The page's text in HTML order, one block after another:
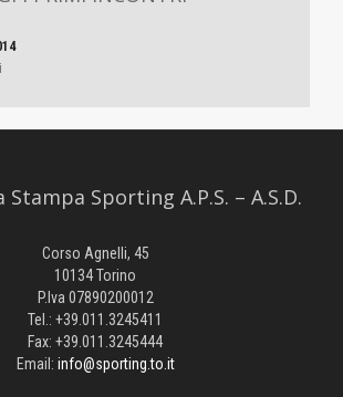
Sporting A.P.S. – A.S.D.
Corso Agnelli, 45
10134 Torino
P.Iva 07890200012
Tel.: +39.011.3245411
Fax: +39.011.3245444
Email: info@sporting.to.it